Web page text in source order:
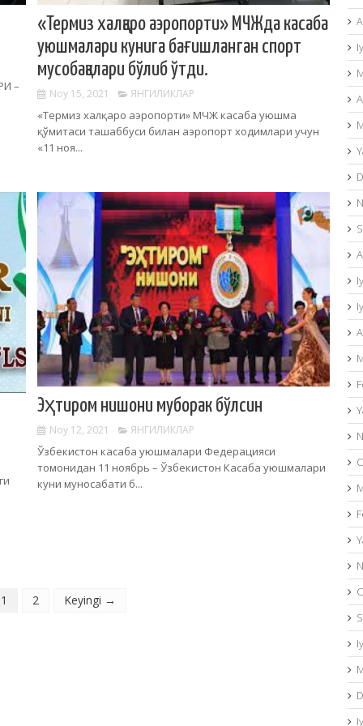
–
«Термиз халқаро аэропорти» МЧЖда касаба
уюшмалари кунига бағишланган спорт
мусобақалари бўлиб ўтди.
Noy 15, 2021 ЯНГИЛИКЛАР
«Термиз халқаро аэропорти» МЧЖ касаба уюшма
қўмитаси ташаббуси билан аэропорт ходимлари учун
«11 ноя...
Эҳтиром нишони муборак бўлсин
Noy 12, 2021 ЯНГИЛИКЛАР
Ўзбекистон касаба уюшмалари Федерацияси
томонидан 11 ноябрь – Ўзбекистон Касаба уюшмалари
куни муносабати б...
1 2 Keyingi →